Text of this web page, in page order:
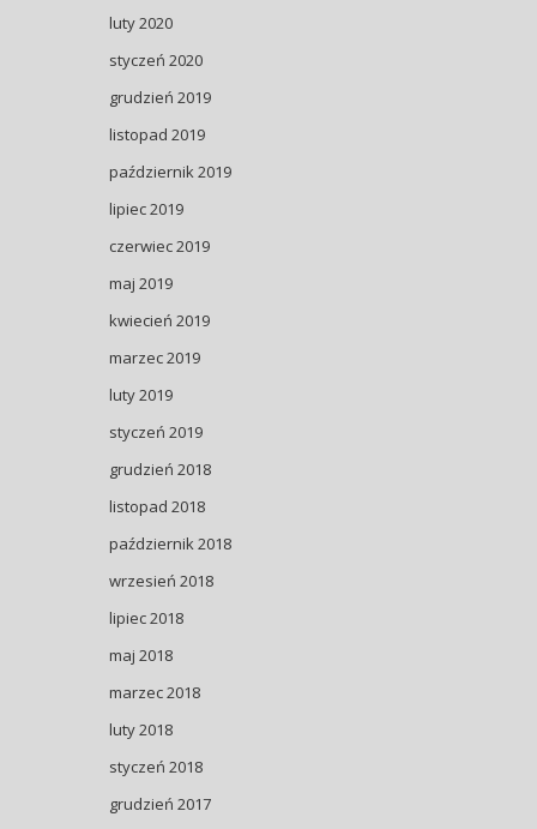
luty 2020
styczeń 2020
grudzień 2019
listopad 2019
październik 2019
lipiec 2019
czerwiec 2019
maj 2019
kwiecień 2019
marzec 2019
luty 2019
styczeń 2019
grudzień 2018
listopad 2018
październik 2018
wrzesień 2018
lipiec 2018
maj 2018
marzec 2018
luty 2018
styczeń 2018
grudzień 2017